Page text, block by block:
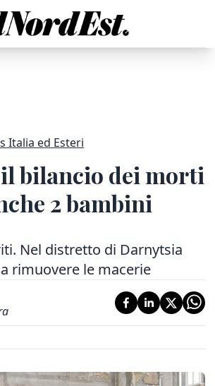
Italia ed Esteri
il bilancio dei morti
2 bambini
Nel distretto di Darnytsia
rimuovere le macerie